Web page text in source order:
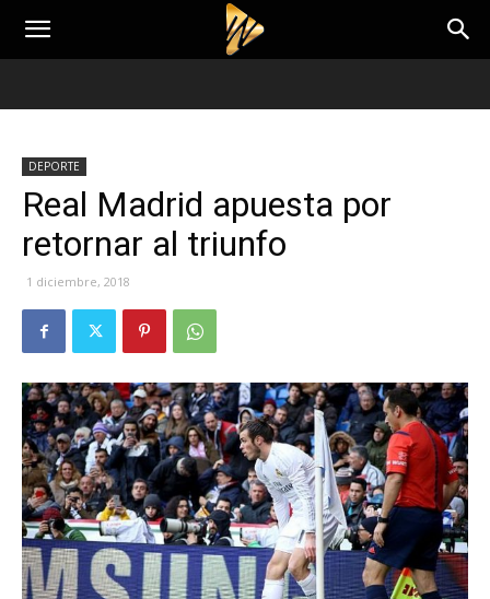
DEPORTE
Real Madrid apuesta por
retornar al triunfo
1 diciembre, 2018